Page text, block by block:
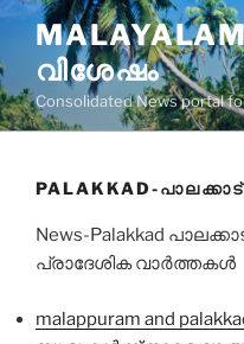
Skip
contentവിശേഷം
Consolidated News portal
PALAKKAD-പാലക്കാട്‌
News-Palakkad
പ്രാദേശിക വാർത്തകൾ
malappuram and